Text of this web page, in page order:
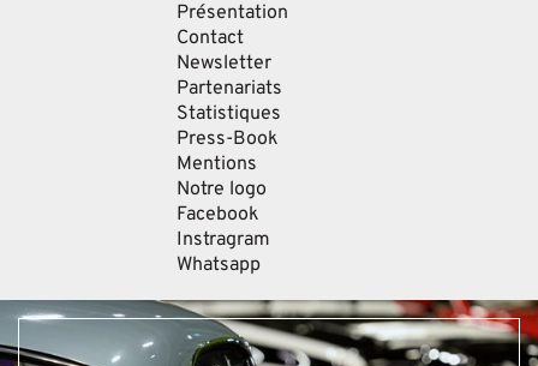
Présentation
Contact
Newsletter
Partenariats
Statistiques
Press-Book
Mentions
Notre logo
Facebook
Instragram
Whatsapp